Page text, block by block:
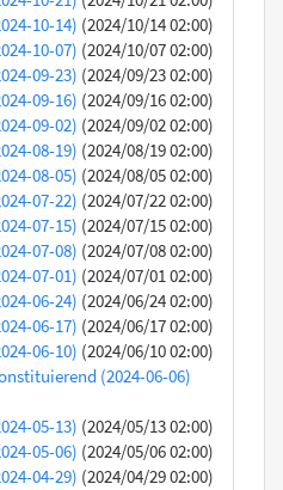
10-14) (2024/10/14 02:00)
10-07) (2024/10/07 02:00)
09-23) (2024/09/23 02:00)
09-16) (2024/09/16 02:00)
09-02) (2024/09/02 02:00)
08-19) (2024/08/19 02:00)
08-05) (2024/08/05 02:00)
07-22) (2024/07/22 02:00)
07-15) (2024/07/15 02:00)
07-08) (2024/07/08 02:00)
07-01) (2024/07/01 02:00)
06-24) (2024/06/24 02:00)
06-17) (2024/06/17 02:00)
06-10) (2024/06/10 02:00)
(2024-06-06)
05-13) (2024/05/13 02:00)
05-06) (2024/05/06 02:00)
04-29) (2024/04/29 02:00)